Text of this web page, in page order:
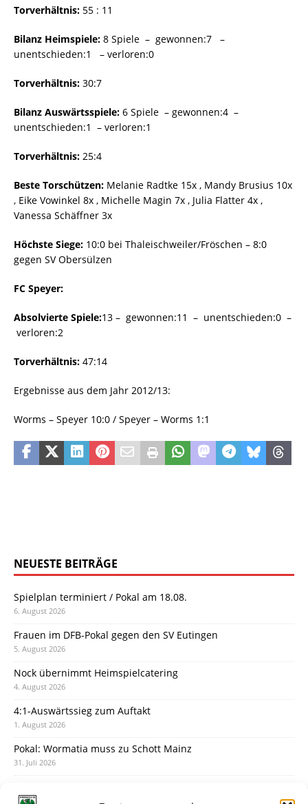
Torverhältnis: 55 : 11
Bilanz Heimspiele: 8 Spiele – gewonnen:7 –
unentschieden:1 – verloren:0
Torverhältnis: 30:7
Bilanz Auswärtsspiele: 6 Spiele – gewonnen:4 –
unentschieden:1 – verloren:1
Torverhältnis: 25:4
Beste Torschützen: Melanie Radtke 15x , Mandy Brusius 10x
, Eike Vowinkel 8x , Michelle Magin 7x , Julia Flatter 4x ,
Vanessa Schäffner 3x
Höchste Siege: 10:0 bei Thaleischweiler/Fröschen – 8:0
gegen SV Obersülzen
FC Speyer:
Absolvierte Spiele:13 – gewonnen:11 – unentschieden:0 –
verloren:2
Torverhältnis: 47:14
Ergebnisse aus dem Jahr 2012/13:
Worms – Speyer 10:0 / Speyer – Worms 1:1
NEUESTE BEITRÄGE
Spielplan terminiert / Pokal am 18.08.
6. August 2026
Frauen im DFB-Pokal gegen den SV Eutingen
5. August 2026
Nock übernimmt Heimspielcatering
4. August 2026
4:1-Auswärtssieg zum Auftakt
1. August 2026
Pokal: Wormatia muss zu Schott Mainz
31. Juli 2026
30. Juli 2026